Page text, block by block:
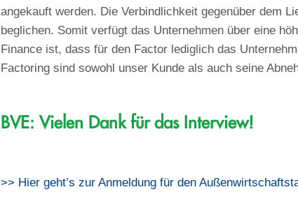
angekauft werden. Die Verbindlichkeit gegenüber dem
beglichen. Somit verfügt das Unternehmen über eine
Finance ist, dass für den Factor lediglich das
Factoring sind sowohl unser Kunde als auch seine
BVE: Vielen Dank für das Interview!
>> Hier geht’s zur Anmeldung für den